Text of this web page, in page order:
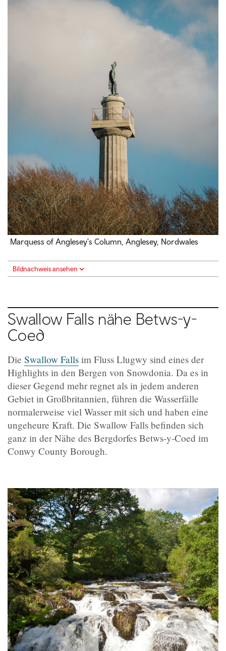
Marquess of Anglesey's Column, Anglesey, Nordwales
Bildnachweis ansehen
Swallow Falls nähe Betws-y-
Coed
Die Swallow Falls im Fluss Llugwy sind eines der
Highlights in den Bergen von Snowdonia. Da es in
dieser Gegend mehr regnet als in jedem anderen
Gebiet in Großbritannien, führen die Wasserfälle
normalerweise viel Wasser mit sich und haben eine
ungeheure Kraft. Die Swallow Falls befinden sich
ganz in der Nähe des Bergdorfes Betws-y-Coed im
Conwy County Borough.